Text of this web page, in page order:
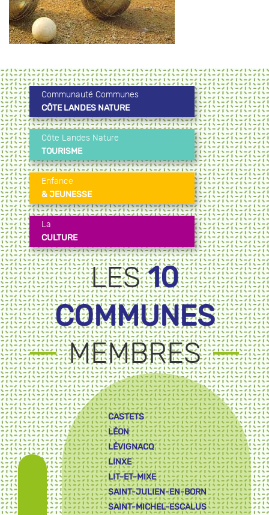
Communauté Communes
CÔTE LANDES NATURE
Côte Landes Nature
TOURISME
Enfance
& JEUNESSE
La
CULTURE
LES10
COMMUNES
MEMBRES
CASTETS
LÉON
LÉVIGNACQ
LINXE
LIT-ET-MIXE
SAINT-JULIEN-EN-BORN
SAINT-MICHEL-ESCALUS